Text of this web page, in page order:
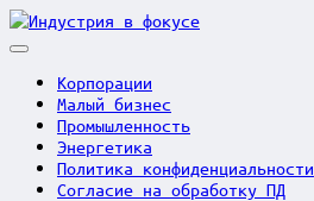
Skip
to
Индустрия
Корпорации
Малый бизнес
Промышленность
Энергетика
Политика конфиденциальности
Согласие на обработку ПД